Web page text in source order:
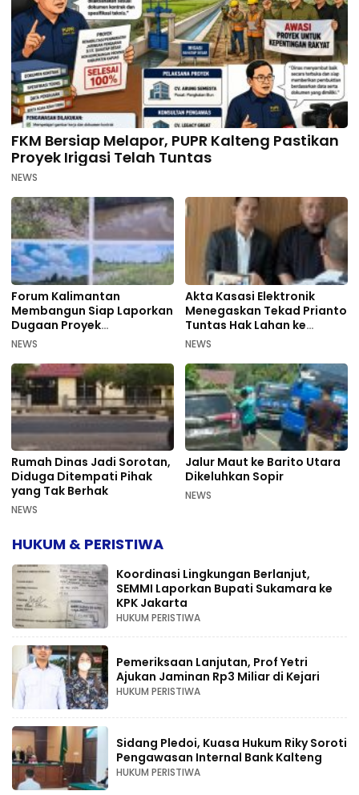
FKM Bersiap Melapor, PUPR Kalteng Pastikan
Proyek Irigasi Telah Tuntas
NEWS
Forum Kalimantan
Membangun Siap Laporkan
Dugaan Proyek
Bermasalah PUPR Kalteng
NEWS
Akta Kasasi Elektronik
Menegaskan Tekad Prianto
Tuntas Hak Lahan ke
Mahkamah Agung
NEWS
Rumah Dinas Jadi Sorotan,
Diduga Ditempati Pihak
yang Tak Berhak
NEWS
Jalur Maut ke Barito Utara
Dikeluhkan Sopir
NEWS
HUKUM & PERISTIWA
Koordinasi Lingkungan Berlanjut,
SEMMI Laporkan Bupati Sukamara ke
KPK Jakarta
HUKUM PERISTIWA
Pemeriksaan Lanjutan, Prof Yetri
Ajukan Jaminan Rp3 Miliar di Kejari
HUKUM PERISTIWA
Sidang Pledoi, Kuasa Hukum Riky Soroti
Pengawasan Internal Bank Kalteng
HUKUM PERISTIWA